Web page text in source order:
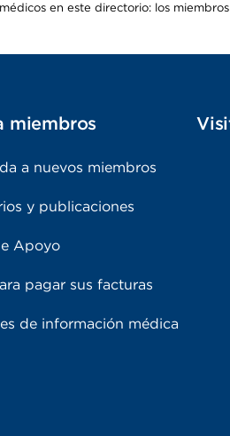
en este directorio: los
miembros
a nuevos miembros
y publicaciones
Apoyo
pagar sus facturas
de información médica